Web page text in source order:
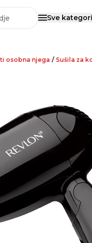
Otvori menu
Sve
osobna njega / Sušila za